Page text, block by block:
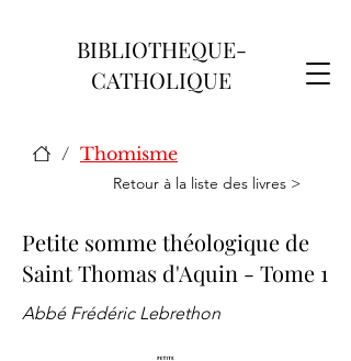
BIBLIOTHEQUE-
CATHOLIQUE
/ Thomisme
Retour à la liste des livres >
Petite somme théologique de
Saint Thomas d'Aquin - Tome 1
Abbé Frédéric Lebrethon